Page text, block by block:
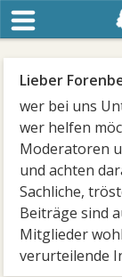
Lieber
wer bei uns
wer helfen
Moderatoren
und achten
Sachliche,
Beiträge sind
Mitglieder
verurteilende